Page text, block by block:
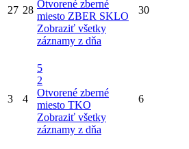
27 28
Otvorené zberné
miesto ZBER SKLO
Zobraziť všetky
záznamy z dňa
30
3 4
5
2
Otvorené zberné
miesto TKO
Zobraziť všetky
záznamy z dňa
6